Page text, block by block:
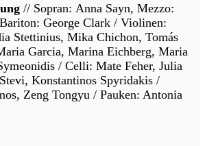
// Sopran: Anna Sayn, Mezzo:
George Clark / Violinen:
Stettinius, Mika Chichon, Tomás
Garcia, Marina Eichberg, Maria
/ Celli: Mate Feher, Julia
Konstantinos Spyridakis /
Zeng Tongyu / Pauken: Antonia